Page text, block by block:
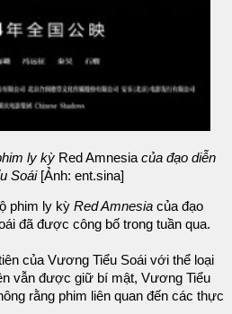
ly kỳRed Amnesia của đạo diễn
Soái[Ảnh: ent.sina]
phim ly kỳ Red Amnesia của đạo
đã được công bố trong tuần qua.
của Vương Tiểu Soái với thể loại
vẫn được giữ bí mật, Vương Tiểu
rằng phim liên quan đến các thực